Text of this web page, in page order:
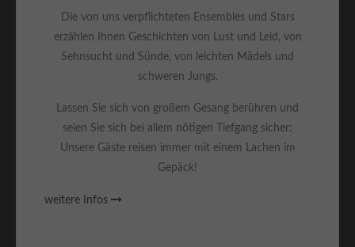
Die von uns verpflichteten Ensembles und Stars
erzählen Ihnen Geschichten von Lust und Leid, von
Sehnsucht und Sünde, von leichten Mädels und
schweren Jungs.
Lassen Sie sich von großem Gesang berühren und
seien Sie sich bei allem nötigen Tiefgang sicher:
Unsere Gäste reisen immer mit einem Lachen im
Gepäck!
weitere Infos